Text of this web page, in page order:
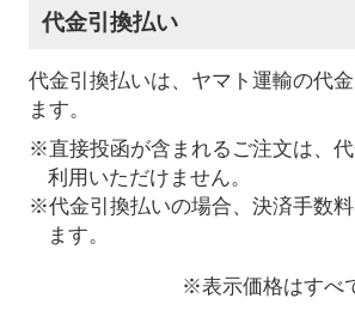
代金引換払い
代金引換払いは、ヤマト運輸の代
ます。
※直接投函が含まれるご注文は、
利用いただけません。
※代金引換払いの場合、決済手数料
ます。
※表示価格はすべ